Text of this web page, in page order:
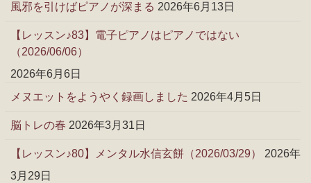
風邪を引けばピアノが深まる 2026年6月13日
【レッスン♪83】電子ピアノはピアノではない
（2026/06/06）
2026年6月6日
メヌエットをようやく録画しました 2026年4月5日
脳トレの春 2026年3月31日
【レッスン♪80】メンタル水信玄餅（2026/03/29）
2026年
3月29日